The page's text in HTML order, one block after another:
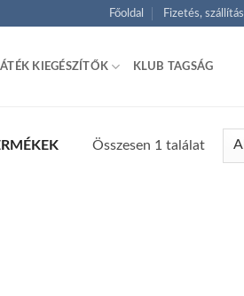
Főoldal Fizetés, szállítás
KIEGÉSZÍTŐK KLUB TAGSÁG
Összesen 1 találat